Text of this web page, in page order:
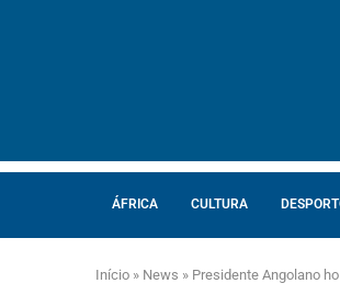
ÁFRICA CULTURA
Início » News » Presidente Angolano